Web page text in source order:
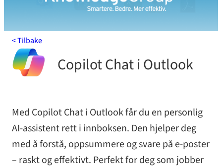
< Tilbake
Copilot Chat i Outlook
Med Copilot Chat i Outlook får du en personlig
AI-assistent rett i innboksen. Den hjelper deg
med å forstå, oppsummere og svare på e-poster
– raskt og effektivt. Perfekt for deg som jobber